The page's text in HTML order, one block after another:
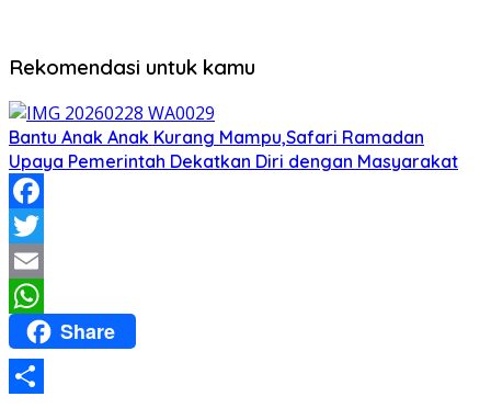
Rekomendasi untuk kamu
Bantu Anak Anak Kurang Mampu,Safari Ramadan
Upaya Pemerintah Dekatkan Diri dengan Masyarakat
Facebook
Twitter
Email
WhatsApp
Share